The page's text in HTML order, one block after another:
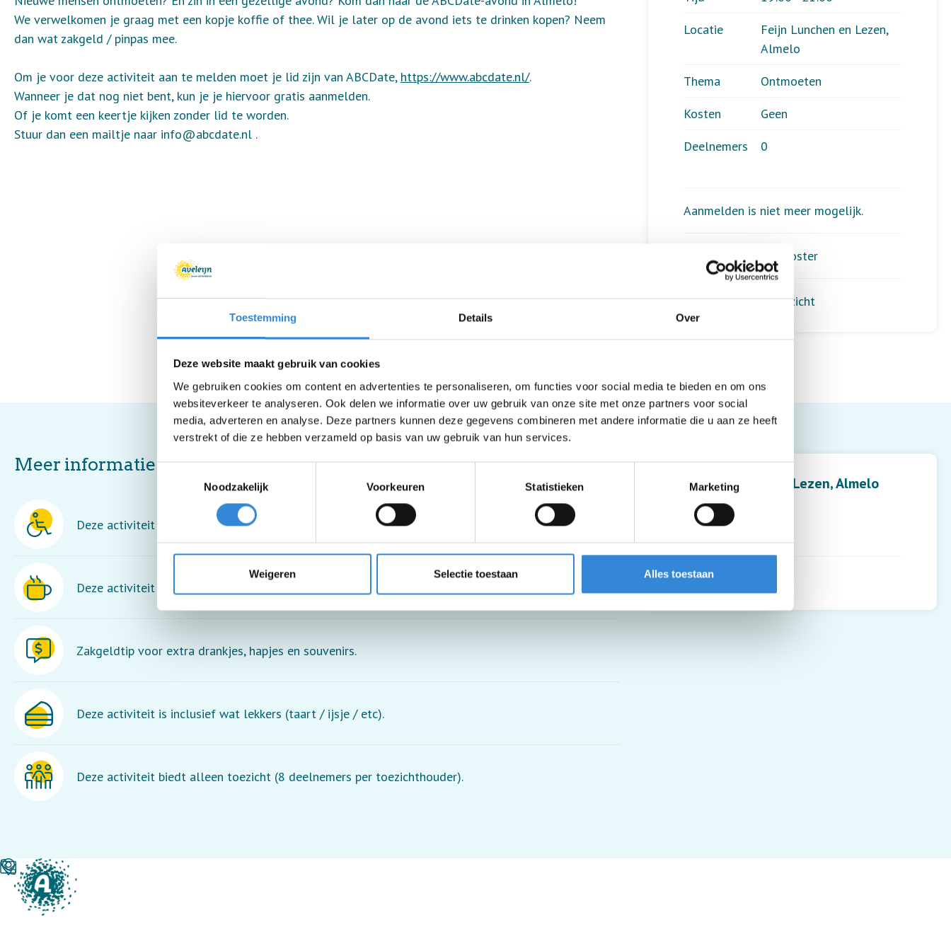
Toestemming Details Over
Deze website maakt gebruik van cookies
We gebruiken cookies om content en advertenties te personaliseren, om functies voor social media te bieden en om ons
websiteverkeer te analyseren. Ook delen we informatie over uw gebruik van onze site met onze partners voor social
media, adverteren en analyse. Deze partners kunnen deze gegevens combineren met andere informatie die u aan ze heeft
verstrekt of die ze hebben verzameld op basis van uw gebruik van hun services.
Noodzakelijk
Voorkeuren Statistieken Marketing
Weigeren Selectie toestaan Alles toestaan
Locatie
Feijn Lunchen en Lezen,
Almelo
Thema
Ontmoeten
Kosten
Geen
Deelnemers
0
Aanmelden is niet meer mogelijk.
Download hier de poster
Terug naar het overzicht
We verwelkomen je graag met een kopje koffie of thee. Wil je later op de avond iets te drinken kopen? Neem
dan wat zakgeld / pinpas mee.
Om je voor deze activiteit aan te melden moet je lid zijn van ABCDate, https://www.abcdate.nl/.
Wanneer je dat nog niet bent, kun je je hiervoor gratis aanmelden.
Of je komt een keertje kijken zonder lid te worden.
Stuur dan een mailtje naar info@abcdate.nl .
Feijn Lunchen en Lezen, Almelo
Het Baken 3
Routebeschrijving
Meer informatie
Deze activiteit is rolstoel toegankelijk.
Deze activiteit is inclusief een kopje koffie of thee.
Zakgeldtip voor extra drankjes, hapjes en souvenirs.
Deze activiteit is inclusief wat lekkers (taart / ijsje / etc).
Deze activiteit biedt alleen toezicht (8 deelnemers per toezichthouder).